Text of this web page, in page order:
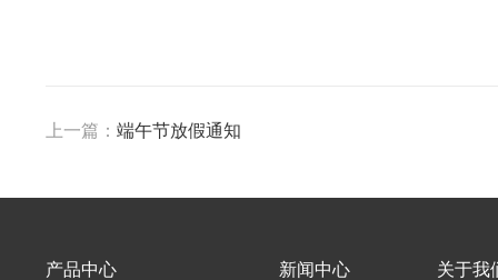
上一篇： 端午节放假通知
产品中心 新闻中心 关于我